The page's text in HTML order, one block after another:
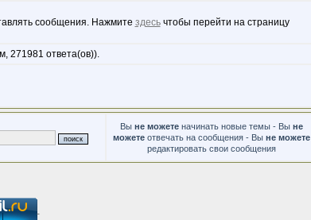
сообщения. Нажмите здесьчтобы перейти на страницу
271981 ответа(ов)).
Вы не можете начинать новые темы - Вы не
можете отвечать на сообщения - Вы не можете
редактировать свои сообщения